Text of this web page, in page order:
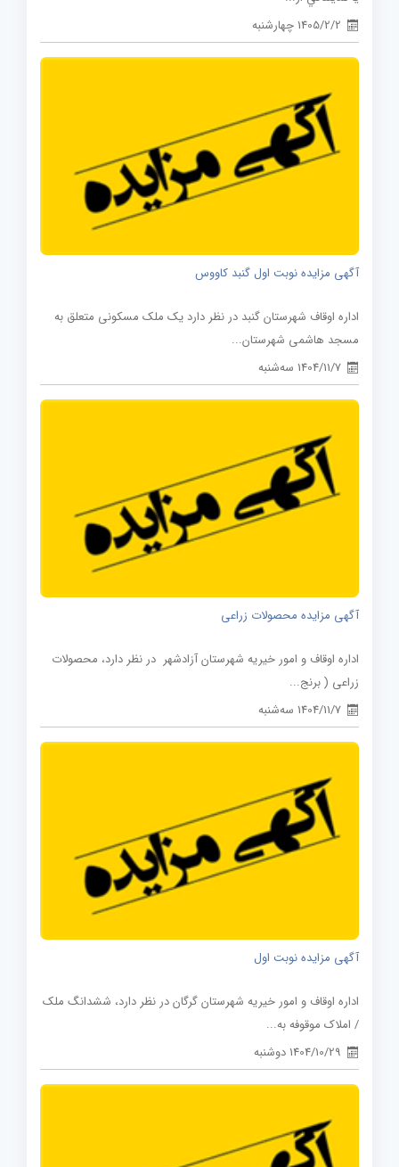
1405/2/2 چهارشنبه
آگهی مزایده نوبت اول گنبد کاووس
اداره اوقاف شهرستان گنبد در نظر دارد یک ملک مسکونی متعلق به
مسجد هاشمی شهرستان...
1404/11/7 سه‌شنبه
آگهی مزایده محصولات زراعی
اداره اوقاف و امور خیریه شهرستان آزادشهر در نظر دارد، محصولات
زراعی ( برنج...
1404/11/7 سه‌شنبه
آگهی مزایده نوبت اول
اداره اوقاف و امور خیریه شهرستان گرگان در نظر دارد، ششدانگ ملک
/ املاک موقوفه به...
1404/10/29 دوشنبه